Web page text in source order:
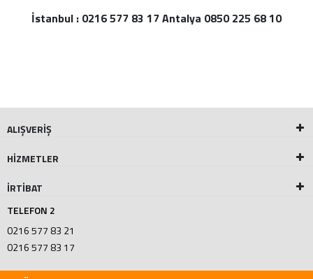
İstanbul : 0216 577 83 17 Antalya 0850 225 68 10
ALIŞVERİŞ
HİZMETLER
İRTİBAT
TELEFON 2
0216 577 83 21
0216 577 83 17